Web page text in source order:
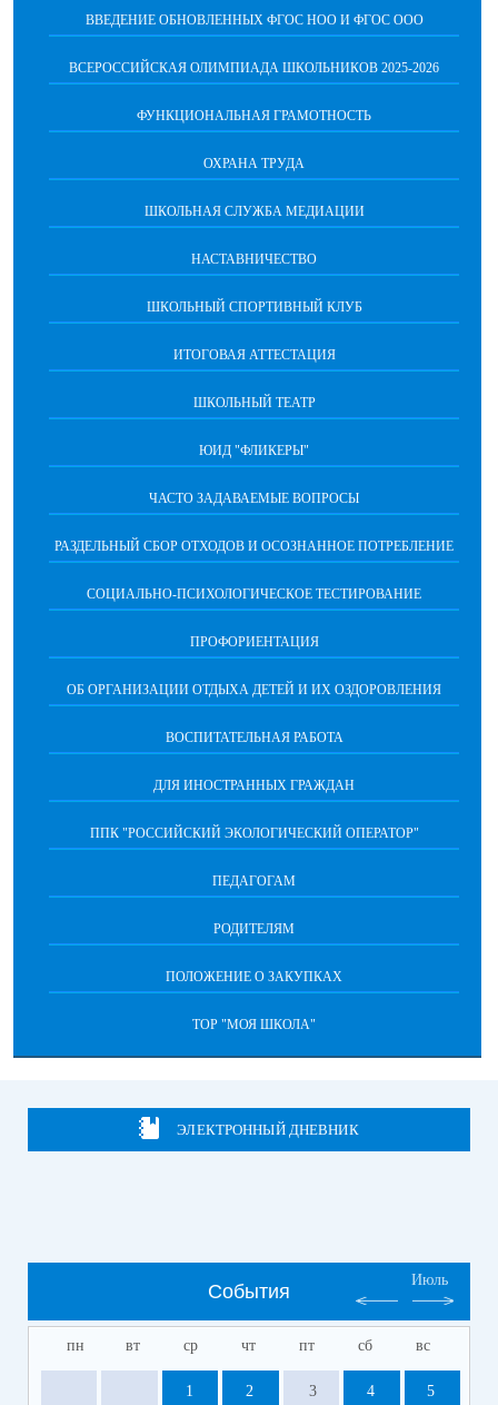
ВВЕДЕНИЕ ОБНОВЛЕННЫХ ФГОС НОО И ФГОС ООО
ВСЕРОССИЙСКАЯ ОЛИМПИАДА ШКОЛЬНИКОВ 2025-2026
ФУНКЦИОНАЛЬНАЯ ГРАМОТНОСТЬ
ОХРАНА ТРУДА
ШКОЛЬНАЯ СЛУЖБА МЕДИАЦИИ
НАСТАВНИЧЕСТВО
ШКОЛЬНЫЙ СПОРТИВНЫЙ КЛУБ
ИТОГОВАЯ АТТЕСТАЦИЯ
ШКОЛЬНЫЙ ТЕАТР
ЮИД "ФЛИКЕРЫ"
ЧАСТО ЗАДАВАЕМЫЕ ВОПРОСЫ
РАЗДЕЛЬНЫЙ СБОР ОТХОДОВ И ОСОЗНАННОЕ ПОТРЕБЛЕНИЕ
СОЦИАЛЬНО-ПСИХОЛОГИЧЕСКОЕ ТЕСТИРОВАНИЕ
ПРОФОРИЕНТАЦИЯ
ОБ ОРГАНИЗАЦИИ ОТДЫХА ДЕТЕЙ И ИХ ОЗДОРОВЛЕНИЯ
ВОСПИТАТЕЛЬНАЯ РАБОТА
ДЛЯ ИНОСТРАННЫХ ГРАЖДАН
ППК "РОССИЙСКИЙ ЭКОЛОГИЧЕСКИЙ ОПЕРАТОР"
ПЕДАГОГАМ
РОДИТЕЛЯМ
ПОЛОЖЕНИЕ О ЗАКУПКАХ
ТОР "МОЯ ШКОЛА"
ЭЛЕКТРОННЫЙ ДНЕВНИК
События
Июль
пн вт ср чт пт сб вс
1 2 3 4 5